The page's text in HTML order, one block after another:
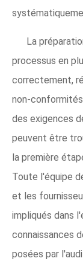
La
processus en
correctement,
non-
des exigences
peuvent être
la première
Toute l'équipe
et les
impliqués dans
connaissances
posées par